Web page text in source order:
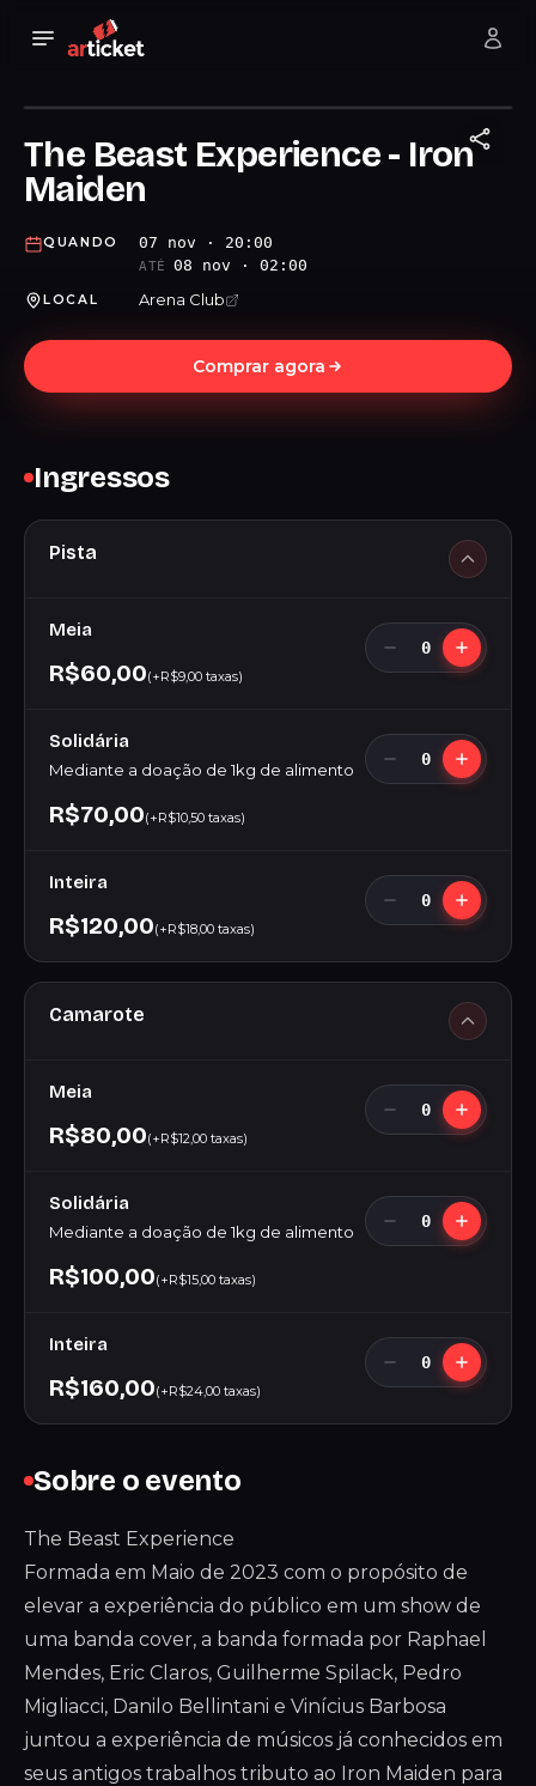
The Beast Experience - Iron
Maiden
QUANDO 07 nov · 20:00
ATÉ 08 nov · 02:00
LOCAL Arena Club
Comprar agora
Sobre o evento
The Beast Experience
Formada em Maio de 2023 com o propósito de
elevar a experiência do público em um show de
uma banda cover, a banda formada por Raphael
Mendes, Eric Claros, Guilherme Spilack, Pedro
Migliacci, Danilo Bellintani e Vinícius Barbosa
juntou a experiência de músicos já conhecidos em
seus antigos trabalhos tributo ao Iron Maiden para
Ingressos
Pista
Meia
R$60,00(+R$9,00 taxas)
0
Solidária
Mediante a doação de 1kg de alimento
R$70,00(+R$10,50 taxas)
0
Inteira
R$120,00(+R$18,00 taxas)
0
Camarote
Meia
R$80,00(+R$12,00 taxas)
0
Solidária
Mediante a doação de 1kg de alimento
R$100,00(+R$15,00 taxas)
0
Inteira
R$160,00(+R$24,00 taxas)
0